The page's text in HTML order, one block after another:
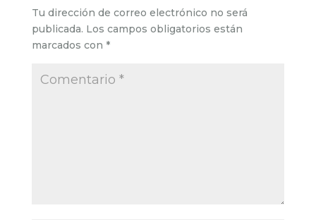
Tu dirección de correo electrónico no será
publicada. Los campos obligatorios están
marcados con *